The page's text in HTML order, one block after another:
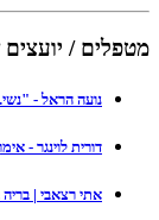
מטפלים /
נועה הראל -
דורית לוינגר -
אתי רצאבי | בריה